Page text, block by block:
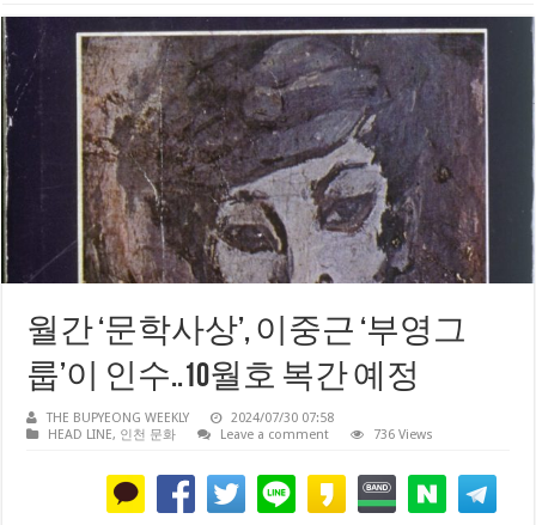
월간 ‘문학사상’, 이중근 ‘부영그
룹’이 인수..10월호 복간 예정
THE BUPYEONG WEEKLY
2024/07/30 07:58
HEAD LINE, 인천 문화 Leave a comment 736 Views